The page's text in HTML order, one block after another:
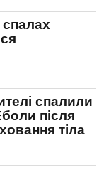
спалили
після
тіла